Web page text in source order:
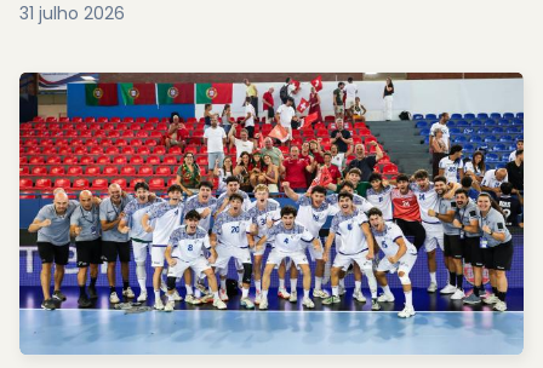
31 julho 2026